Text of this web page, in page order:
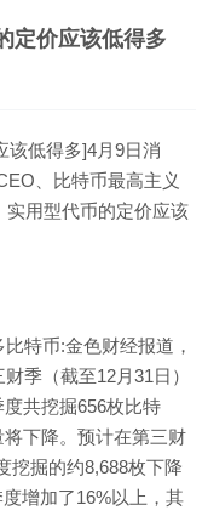
定价应该低得多
该低得多]4月9日消
、比特币最高主义
用型代币的定价应该
特币:金色财经报道，
季（截至12月31日）
共挖掘656枚比特
下降。预计在第三财
挖掘的约8,688枚下降
增加了16%以上，其